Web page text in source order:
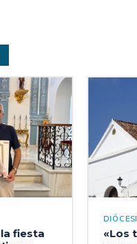
fiesta
«Los